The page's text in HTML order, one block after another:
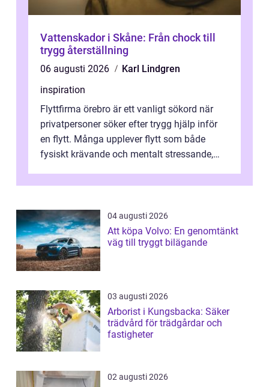
Vattenskador i Skåne: Från chock till
trygg återställning
06 augusti 2026
Karl Lindgren
inspiration
Flyttfirma örebro är ett vanligt sökord när
privatpersoner söker efter trygg hjälp inför
en flytt. Många upplever flytt som både
fysiskt krävande och mentalt stressande,
04 augusti 2026
Att köpa Volvo: En genomtänkt
väg till tryggt bilägande
03 augusti 2026
Arborist i Kungsbacka: Säker
trädvård för trädgårdar och
fastigheter
02 augusti 2026